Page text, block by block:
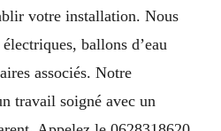
votre installation. Nous
ballons d’eau
associés. Notre
travail soigné avec un